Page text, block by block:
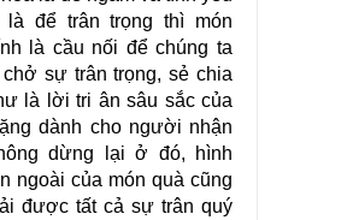
là để trân trọng thì món
là cầu nối để chúng ta
sự trân trọng, sẻ chia
là lời tri ân sâu sắc của
dành cho người nhận
dừng lại ở đó, hình
ngoài của món quà cũng
được tất cả sự trân quý